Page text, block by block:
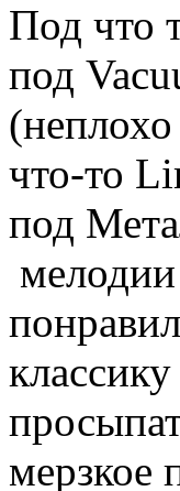
Под что
под
что-то
под
мерзкое